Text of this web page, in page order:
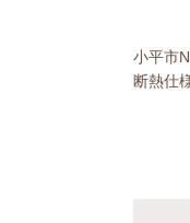
小平市
断熱仕